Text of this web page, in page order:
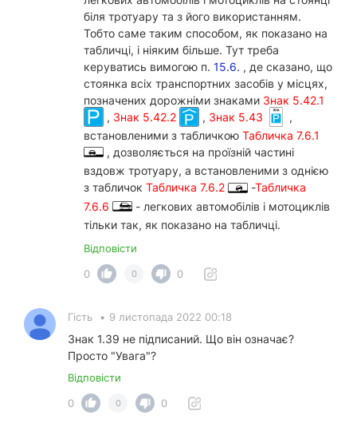
біля тротуару та з його використанням.
Тобто саме таким способом, як показано на
табличці, і ніяким більше. Тут треба
керуватись вимогою п. 15.6. , де сказано, що
стоянка всіх транспортних засобів у місцях,
позначених дорожніми знаками Знак 5.42.1
, Знак 5.42.2 , Знак 5.43
,
встановленими з табличкою Табличка 7.6.1
, дозволяється на проїзній частині
вздовж тротуару, а встановленими з однією
з табличок Табличка 7.6.2 -Табличка
7.6.6
- легкових автомобілів і мотоциклів
тільки так, як показано на табличці.
Відповісти
0
0 0
Гість • 9 листопада 2022 00:18
Знак 1.39 не підписаний. Що він означає?
Просто "Увага"?
Відповісти
0
0 0